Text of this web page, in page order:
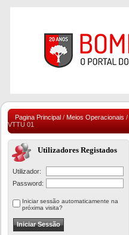
Pagina Principal / Meios Operacionais /
VTTU 01
Utilizadores Registados
Utilizador:
Password:
Iniciar sessão automaticamente na
próxima visita?